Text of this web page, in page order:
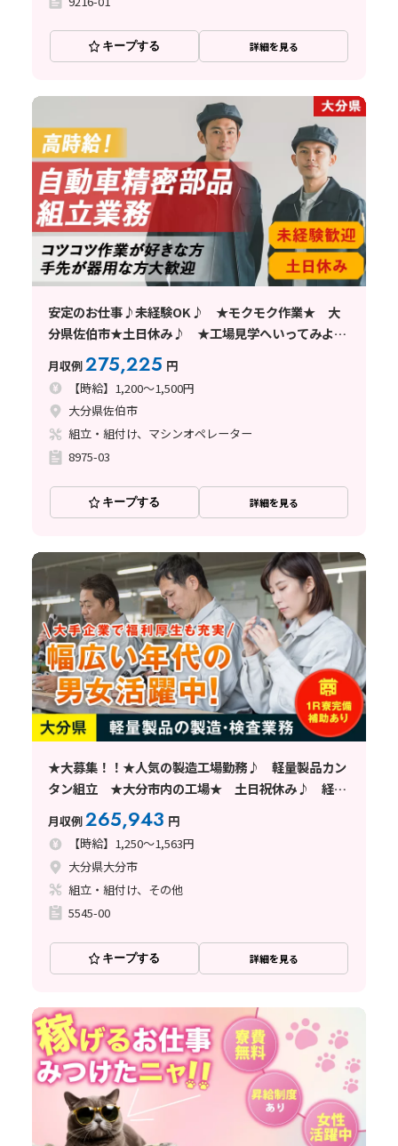
キープする 詳細を見る
安定のお仕事♪未経験OK♪ ★モクモク作業★ 大
分県佐伯市★土日休み♪ ★工場見学へいってみよう
♪作業を見てみて♪
月収例275,225 円
【時給】1,200～1,500円
大分県佐伯市
組立・組付け、マシンオペレーター
8975-03
キープする 詳細を見る
★大募集！！★人気の製造工場勤務♪ 軽量製品カン
タン組立 ★大分市内の工場★ 土日祝休み♪ 経験
不問♪寮費半額補助アリ
月収例265,943 円
【時給】1,250～1,563円
大分県大分市
組立・組付け、その他
5545-00
キープする 詳細を見る